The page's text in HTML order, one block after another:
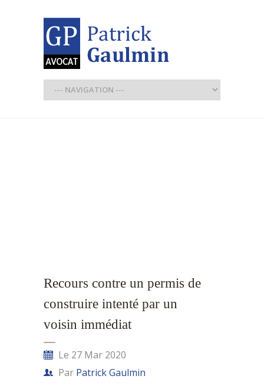
Recours contre un permis de
construire intenté par un
voisin immédiat
Le 27 Mar 2020
Par Patrick Gaulmin